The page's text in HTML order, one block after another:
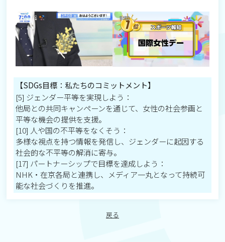
【SDGs目標：私たちのコミットメント】
[5] ジェンダー平等を実現しよう：
他局との共同キャンペーンを通じて、女性の社会参画と
平等な機会の提供を支援。
[10] 人や国の不平等をなくそう：
多様な視点を持つ情報を発信し、ジェンダーに起因する
社会的な不平等の解消に寄与。
[17] パートナーシップで目標を達成しよう：
NHK・在京各局と連携し、メディア一丸となって持続可
能な社会づくりを推進。
戻る